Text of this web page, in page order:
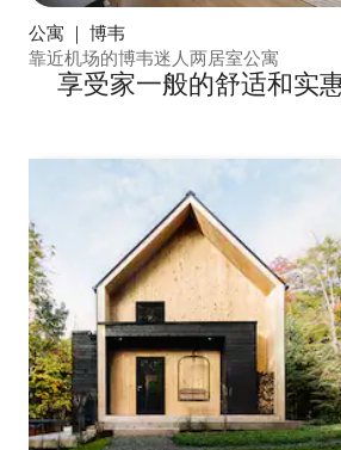
公寓 ｜ 博韦
靠近机场的博韦迷人两居室公寓
享受家一般的舒适和实